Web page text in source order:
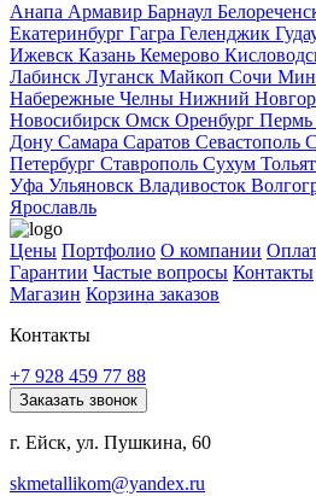
Анапа Армавир Барнаул
Екатеринбург Гагра Геленджик
Ижевск Казань Кемерово
Лабинск Луганск Майкоп Сочи
Набережные Челны Нижний
Новосибирск Омск Оренбург Пермь
Дону Самара Саратов Севастополь
Петербург Ставрополь Сухум
Уфа Ульяновск Владивосток
Ярославль
Цены Портфолио О компании
Гарантии Частые вопросы Контакты
Магазин Корзина заказов
Контакты
+7 928 459 77 88
Заказать звонок
г. Ейск, ул. Пушкина, 60
skmetallikom@yandex.ru